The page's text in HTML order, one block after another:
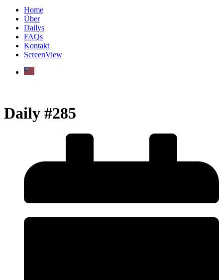
Home
Über
Dailys
FAQs
Kontakt
ScreenView
Daily #285